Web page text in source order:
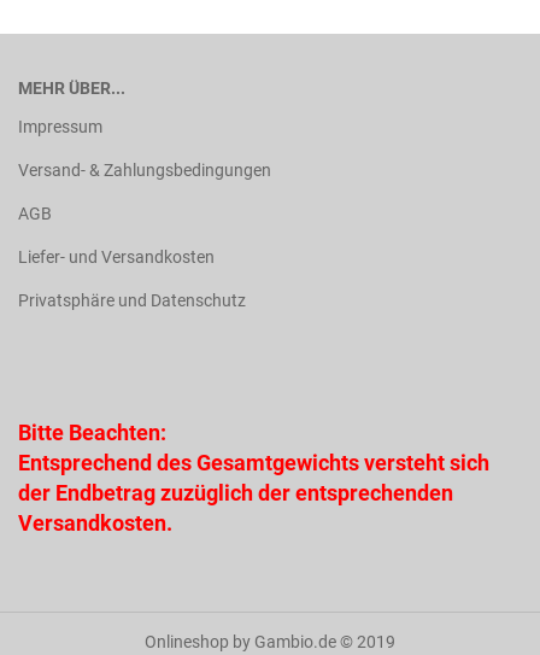
MEHR ÜBER...
Impressum
Versand- & Zahlungsbedingungen
AGB
Liefer- und Versandkosten
Privatsphäre und Datenschutz
Bitte Beachten:
Entsprechend des Gesamtgewichts versteht sich
der Endbetrag zuzüglich der entsprechenden
Versandkosten.
Onlineshop by Gambio.de © 2019